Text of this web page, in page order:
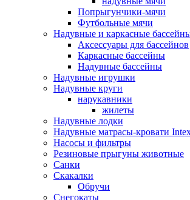
Попрыгунчики-мячи
Футбольные мячи
Надувные и каркасные
Аксессуары для бассейнов
Каркасные бассейны
Надувные бассейны
Надувные игрушки
Надувные круги
нарукавники
жилеты
Надувные лодки
Надувные матрасы-кровати
Насосы и фильтры
Резиновые прыгуны животные
Санки
Скакалки
Обручи
Снегокаты